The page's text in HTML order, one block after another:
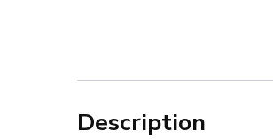
Description